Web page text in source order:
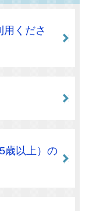
くださ
歳以上）の